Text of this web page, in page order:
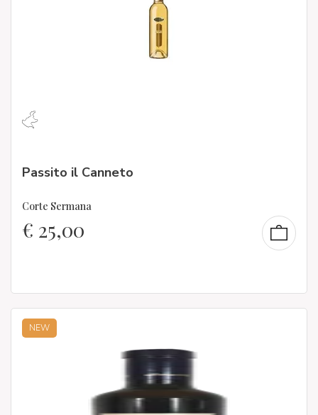
Passito il Canneto
Corte Sermana
€ 25,00
NEW